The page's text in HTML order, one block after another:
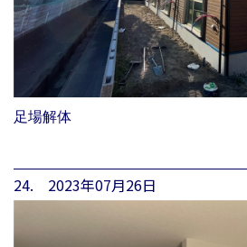
足場解体
24. 2023年07月26日